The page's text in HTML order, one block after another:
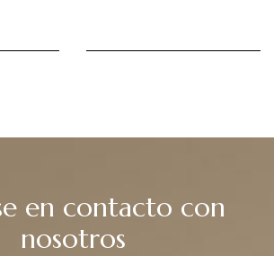
en contacto con
nosotros